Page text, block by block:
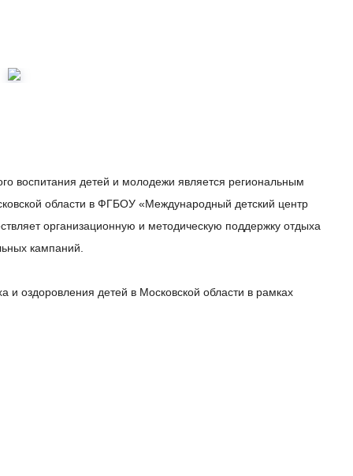
воспитания детей и молодежи является региональным
области в ФГБОУ «Международный детский центр
организационную и методическую поддержку отдыха
кампаний.
и оздоровления детей в Московской области в рамках